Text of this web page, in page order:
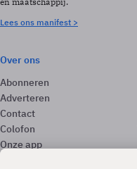
Lees ons manifest >
Over ons
Abonneren
Adverteren
Contact
Colofon
Onze app